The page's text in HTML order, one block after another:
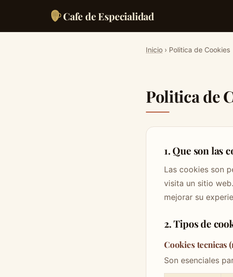
Cafe de Especialidad
Inicio › Politica de Cookies
Politica de
1. Que son las
Las cookies son
visita un sitio
mejorar su
2. Tipos de
Cookies tecnicas
Son esenciales